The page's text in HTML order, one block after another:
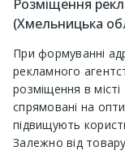
Розміщення
(Хмельницька
При формуванні
рекламного
розміщення в
спрямовані на
підвищують
Залежно від